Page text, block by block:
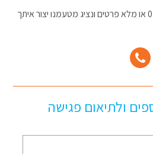
לפרטים נוספים 072-3307915 או מלא פרטים ונציג מטעמנו יצור איתך
ולתיאום פגישה